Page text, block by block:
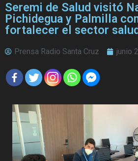
Seremi de Salud visitó
Pichidegua y Palmilla
fortalecer el sector
Prensa Radio Santa Cruz junio